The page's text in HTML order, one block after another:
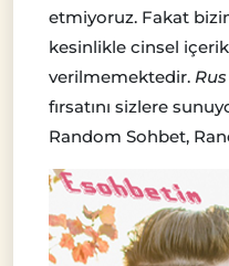
etmiyoruz. Fakat
kesinlikle cinsel
verilmemektedir. Rus
fırsatını sizlere
Random Sohbet,